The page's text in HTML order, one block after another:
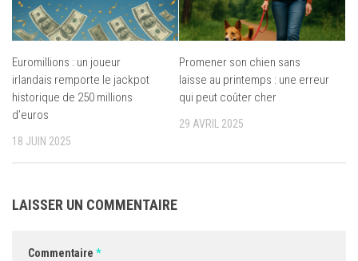
Euromillions : un joueur
irlandais remporte le jackpot
historique de 250 millions
d’euros
18 JUIN 2025
Promener son chien sans
laisse au printemps : une erreur
qui peut coûter cher
29 AVRIL 2025
LAISSER UN COMMENTAIRE
Commentaire *